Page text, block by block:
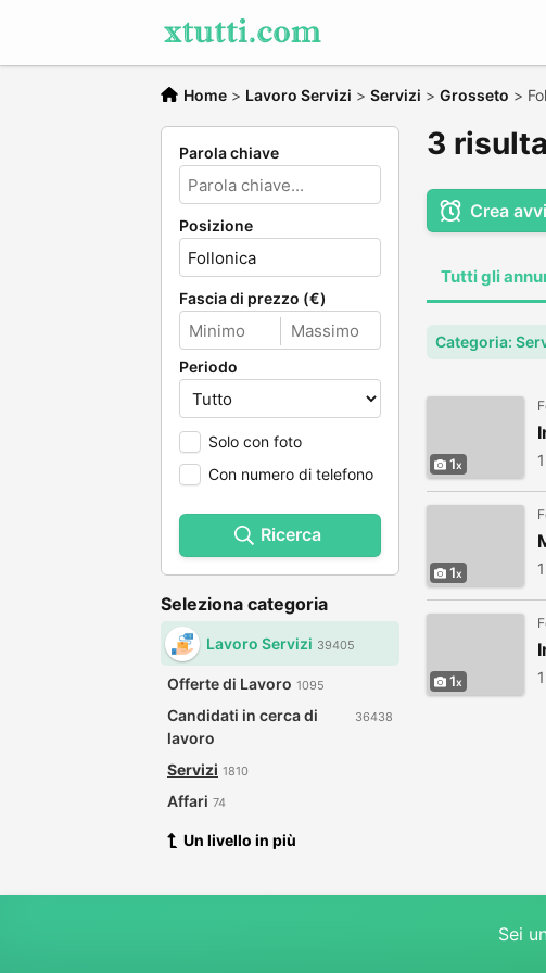
Home > Lavoro Servizi > Servizi > Grosseto >
Parola chiave
Posizione
Fascia di prezzo (€)
Periodo
Solo con foto
Con numero di telefono
Ricerca
Seleziona categoria
Lavoro Servizi 39405
Offerte di Lavoro 1095
Candidati in cerca di
lavoro
36438
Servizi 1810
Affari 74
Un livello in più
3
Crea
Tutti gli
Categoria:
1
1
1
Sei